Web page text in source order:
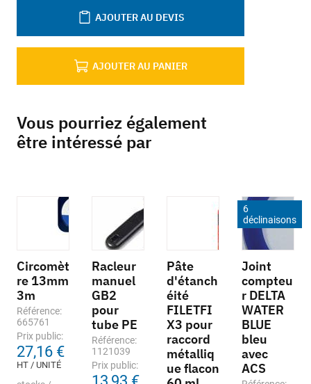
AJOUTER AU PANIER
AJOUTER AU DEVIS
Vous pourriez également
être intéressé par
Circomèt
re 13mm
3m
Référence:
665761
Prix public:
27,16 €
HT / UNITÉ
Racleur
manuel
GB2
pour
tube PE
Référence:
1121039
Prix public:
Pâte
d'étanch
éité
FILETFI
X3 pour
raccord
métalliq
ue flacon
6
déclinaisons
Joint
compteu
r DELTA
WATER
BLUE
bleu
avec
ACS